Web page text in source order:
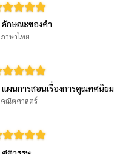
ลักษณะของคำ
ภาษาไทย
แผนการสอนเรื่องการคูณทศนิยม
คณิตศาสตร์